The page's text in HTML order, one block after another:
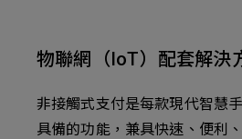
物聯網（IoT）配套解決
非接觸式支付是每款現代智慧
具備的功能，兼具快速、便利